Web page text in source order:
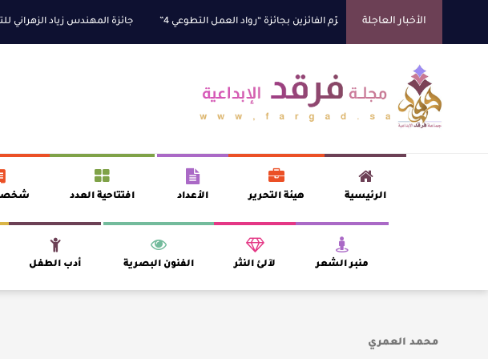
الأخبار العاجلة
السديس “بر بني حسن” تكرّم الفائزين بجائزة “رواد العمل التطوعي 4” جائزة المهندس زياد الزهراني للتفوق
الرئيسية هيئة التحرير الأعداد افتتاحية العدد
منبر الشعر لآلئ النثر الفنون البصرية أدب الطفل
محمد العمري